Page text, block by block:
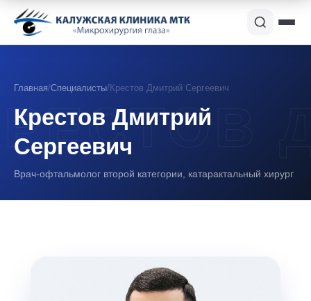
Главная/Специалисты/Крестов Дмитрий Сергеевич
Крестов Дмитрий
Сергеевич
Врач-офтальмолог второй категории, катарактальный хирург